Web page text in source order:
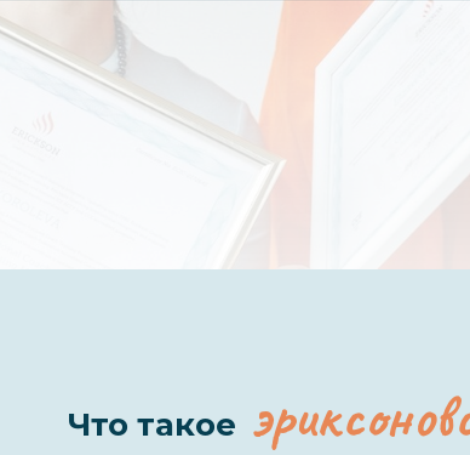
Что такое